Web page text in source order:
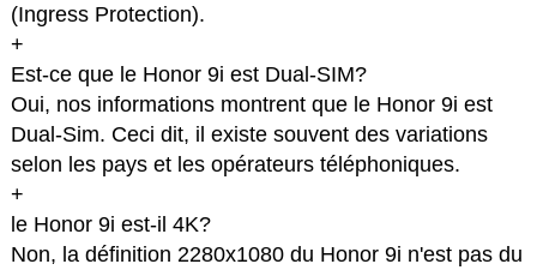
(Ingress Protection).
+
Est-ce que le Honor 9i est Dual-SIM?
Oui, nos informations montrent que le Honor 9i est
Dual-Sim. Ceci dit, il existe souvent des variations
selon les pays et les opérateurs téléphoniques.
+
le Honor 9i est-il 4K?
Non, la définition 2280x1080 du Honor 9i n'est pas du